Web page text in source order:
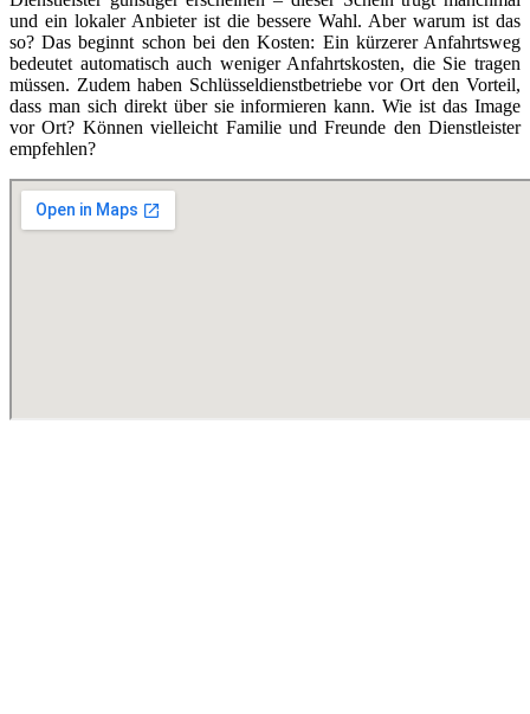
und ein lokaler Anbieter ist die bessere Wahl. Aber warum ist das
so? Das beginnt schon bei den Kosten: Ein kürzerer Anfahrtsweg
bedeutet automatisch auch weniger Anfahrtskosten, die Sie tragen
müssen. Zudem haben Schlüsseldienstbetriebe vor Ort den Vorteil,
dass man sich direkt über sie informieren kann. Wie ist das Image
vor Ort? Können vielleicht Familie und Freunde den Dienstleister
empfehlen?